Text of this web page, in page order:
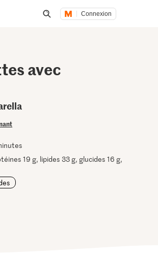
Connexion
avec
19 g, lipides 33 g, glucides 16 g,